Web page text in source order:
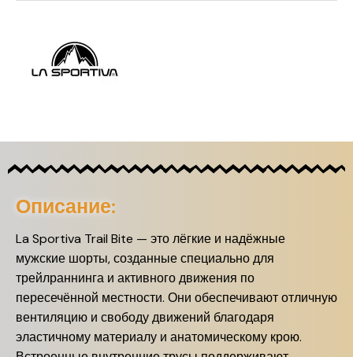
Описание:
La Sportiva Trail Bite — это лёгкие и надёжные
мужские шорты, созданные специально для
трейлраннинга и активного движения по
пересечённой местности. Они обеспечивают отличную
вентиляцию и свободу движений благодаря
эластичному материалу и анатомическому крою.